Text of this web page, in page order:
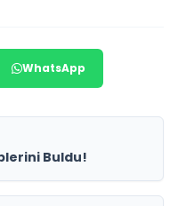
WhatsApp
Buldu!